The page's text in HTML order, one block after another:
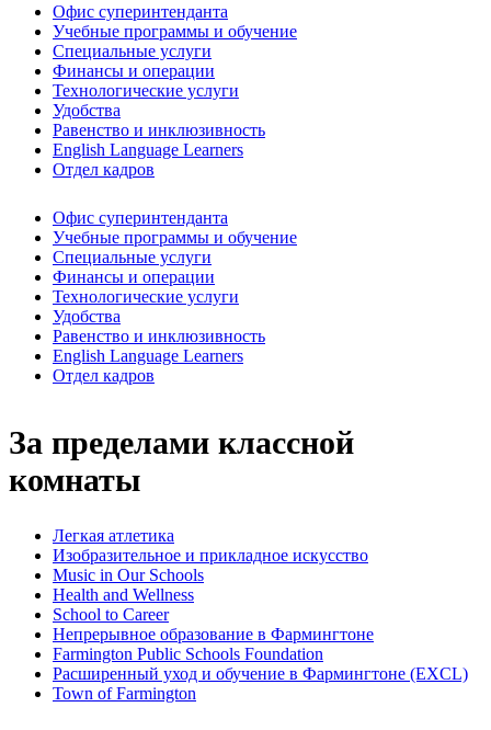
Офис суперинтенданта
Учебные программы и обучение
Специальные услуги
Финансы и операции
Технологические услуги
Удобства
Равенство и инклюзивность
English Language Learners
Отдел кадров
Офис суперинтенданта
Учебные программы и обучение
Специальные услуги
Финансы и операции
Технологические услуги
Удобства
Равенство и инклюзивность
English Language Learners
Отдел кадров
За пределами классной
комнаты
Легкая атлетика
Изобразительное и прикладное искусство
Music in Our Schools
Health and Wellness
School to Career
Непрерывное образование в Фармингтоне
Farmington Public Schools Foundation
Расширенный уход и обучение в Фармингтоне (EXCL)
Town of Farmington